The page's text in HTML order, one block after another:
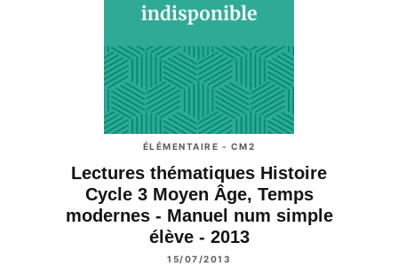
ÉLÉMENTAIRE - CM2
Lectures thématiques Histoire
Cycle 3 Moyen Âge, Temps
modernes - Manuel num simple
élève - 2013
15/07/2013